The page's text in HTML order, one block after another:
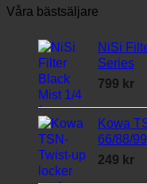
Våra bästsäljare
NiSi
Series
799 kr
Kowa
66/88/99
249 kr